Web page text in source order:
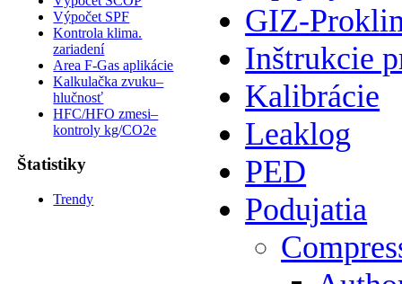
Výpočet SPF
Kontrola klima.
zariadení
Area F-Gas aplikácie
Kalkulačka zvuku–
hlučnosť
HFC/HFO zmesi–
kontroly kg/CO2e
Štatistiky
Trendy
GIZ-
Inštrukcie
Kalibrácie
Leaklog
PED
Podujatia